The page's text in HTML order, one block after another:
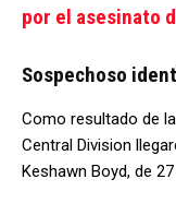
por el asesinato
Sospechoso
Como resultado de
Central Division
Keshawn Boyd, de